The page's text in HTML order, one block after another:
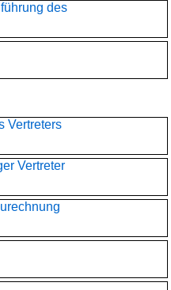
des
Vertreters
Vertreter